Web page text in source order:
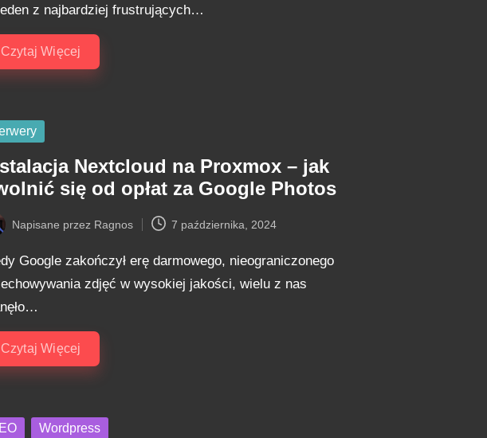
z najbardziej frustrujących…
Czytaj Więcej
Nextcloud na Proxmox – jak
się od opłat za Google Photos
Napisane przez Ragnos 7 października, 2024
Google zakończył erę darmowego, nieograniczonego
zdjęć w wysokiej jakości, wielu z nas
Czytaj Więcej
Wordpress